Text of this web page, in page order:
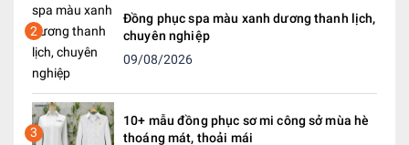
2
Đồng phục spa màu xanh dương thanh lịch,
chuyên nghiệp
09/08/2026
3
10+ mẫu đồng phục sơ mi công sở mùa hè
thoáng mát, thoải mái